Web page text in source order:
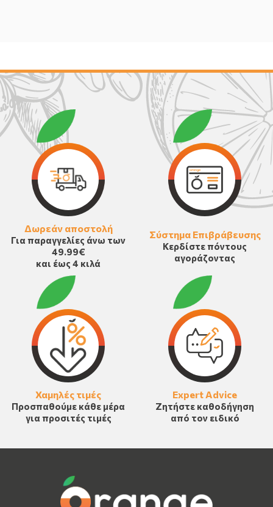
Δωρεάν αποστολή
Για παραγγελίες άνω των
49.99€
και έως 4 κιλά
Σύστημα Επιβράβευσης
Κερδίστε πόντους
αγοράζοντας
Χαμηλές τιμές
Προσπαθούμε κάθε μέρα
για προσιτές τιμές
Expert Advice
Ζητήστε καθοδήγηση
από τον ειδικό